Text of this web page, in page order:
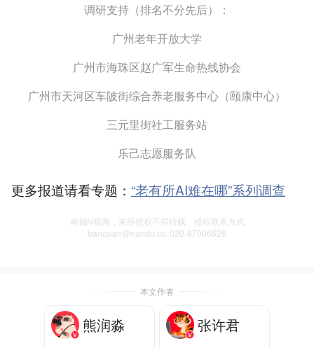
调研支持（排名不分先后）：
广州老年开放大学
广州市海珠区赵广军生命热线协会
广州市天河区车陂街综合养老服务中心（颐康中心）
三元里街社工服务站
乐己志愿服务队
更多报道请看专题： “老有所AI难在哪”系列调查
南都N视频，未经授权不得转载、授权联系方式
banquan@nandu.cc. 020-87006626
本文作者
熊润淼 张许君